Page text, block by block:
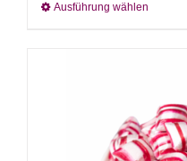
Ausführung wählen
auf.